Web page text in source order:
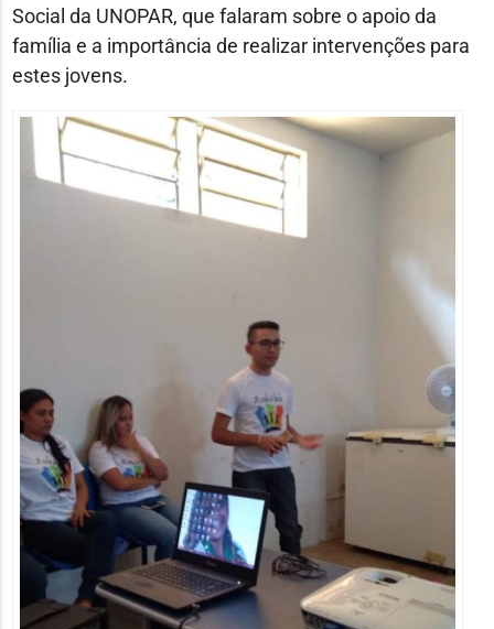
Social da UNOPAR, que falaram sobre o apoio da
família e a importância de realizar intervenções para
estes jovens.